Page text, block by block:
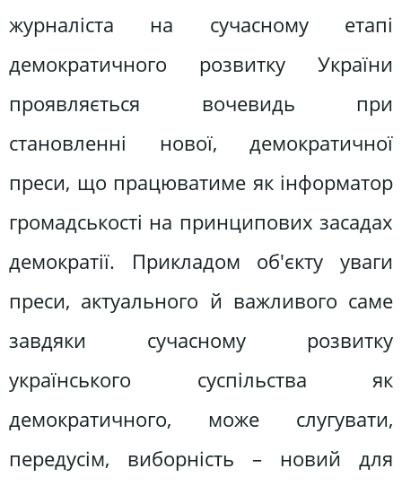
журналіста на сучасному етапі
демократичного розвитку України
проявляється вочевидь при
становленні нової, демократичної
преси, що працюватиме як інформатор
громадськості на принципових засадах
демократії. Прикладом об'єкту уваги
преси, актуального й важливого саме
завдяки сучасному розвитку
українського суспільства як
демократичного, може слугувати,
передусім, виборність – новий для